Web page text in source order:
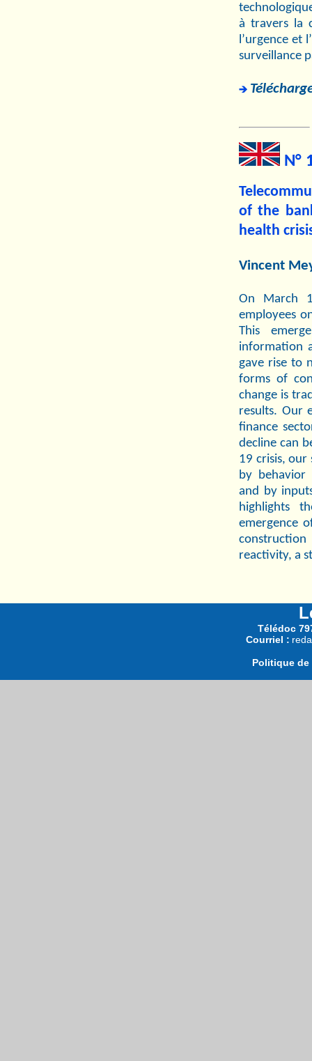
à travers la
l’urgence
surveillance
N°
of the
health
Vincent
On March
employees
This
information
gave rise to
forms of
change is
results. Our
finance
decline can
19 crisis,
by behavior
and by
highlights
emergence
reactivity, a
Télédoc
Courriel :
Politique